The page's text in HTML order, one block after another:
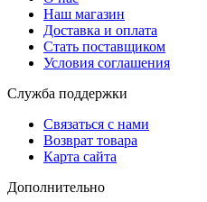
Наш магазин
Доставка и оплата
Стать поставщиком
Условия соглашения
Служба поддержки
Связаться с нами
Возврат товара
Карта сайта
Дополнительно